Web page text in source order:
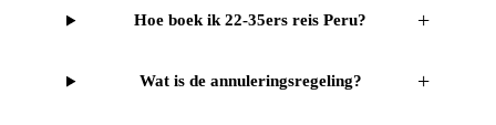
Hoe boek ik 22-35ers reis Peru? +
Wat is de annuleringsregeling? +